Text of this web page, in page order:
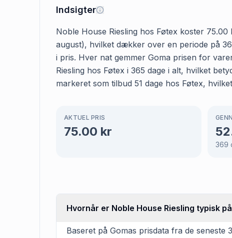
Indsigter
Noble House Riesling hos Føtex koster
august), hvilket dækker over en periode på
i pris. Hver nat gemmer Goma prisen for
Riesling hos Føtex i 365 dage i alt, hvilket
markeret som tilbud 51 dage hos Føtex,
AKTUEL PRIS
75.00 kr
369
Hvornår er Noble House Riesling typisk
Baseret på Gomas prisdata fra de